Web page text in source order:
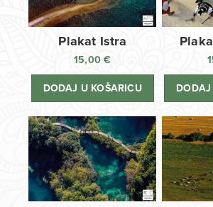
Plakat Istra
15,00€
DODAJ U KOŠARICU DODAJ